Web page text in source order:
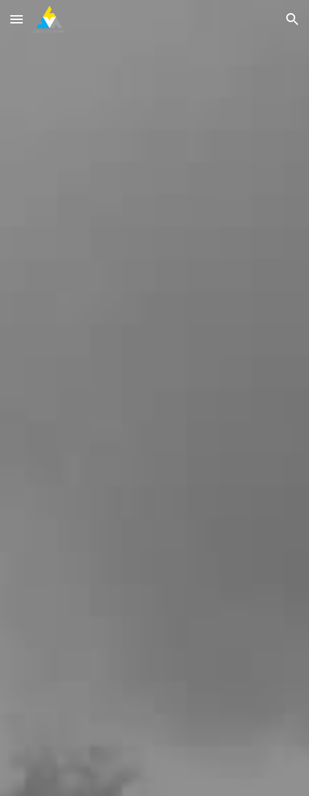
Skip to main content Skip to navigation